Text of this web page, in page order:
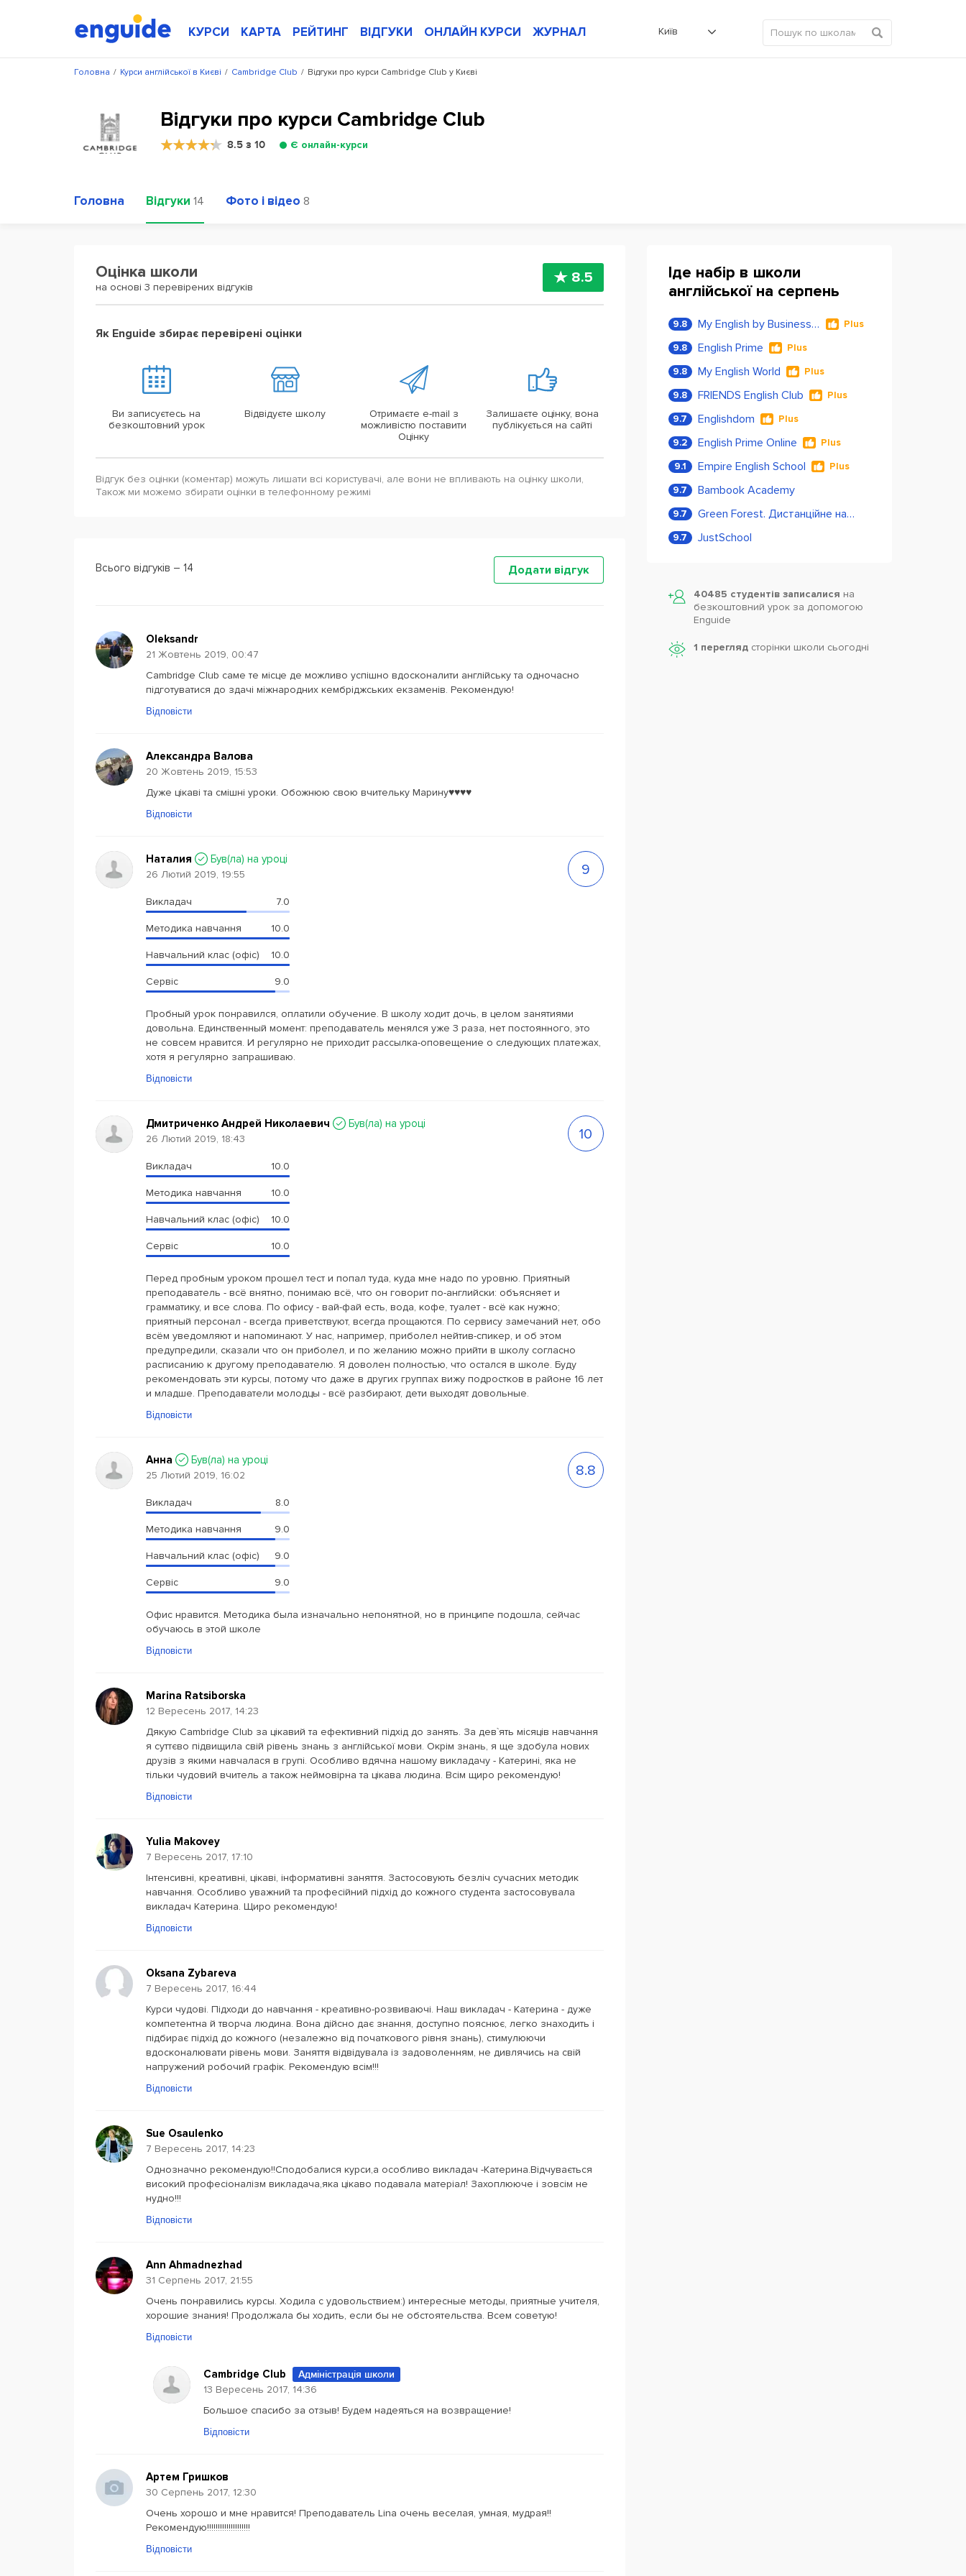
КУРСИ КАРТА РЕЙТИНГ ВІДГУКИ ОНЛАЙН КУРСИ ЖУРНАЛ Київ
/
Головна /
Курси англійської в Києві /
Cambridge Club Відгуки про курси Cambridge Club у Києві
Відгуки про курси Cambridge Club
8.5 з 10 Є онлайн-курси
Головна Відгуки 14 Фото і відео 8
Оцінка школи
на основі 3 перевірених відгуків
8.5
Як Enguide збирає перевірені оцінки
Ви записуєтесь на
безкоштовний урок
Відвідуєте школу
Отримаєте e-mail з
можливістю поставити
Оцінку
Залишаєте оцінку, вона
публікується на сайті
Відгук без оцінки (коментар) можуть лишати всі користувачі, але вони не впливають на оцінку школи,
Також ми можемо збирати оцінки в телефонному режимі
Всього відгуків – 14 Додати відгук
Oleksandr
21 Жовтень 2019, 00:47
Cambridge Club саме те місце де можливо успішно вдосконалити англійську та одночасно
підготуватися до здачі міжнародних кембріджських екзаменів. Рекомендую!
Відповісти
Александра Валова
20 Жовтень 2019, 15:53
Дуже цікаві та смішні уроки. Обожнюю свою вчительку Марину♥️♥️♥️♥️
Відповісти
Наталия Був(ла) на уроці
26 Лютий 2019, 19:55 9
Викладач 7.0
Методика навчання 10.0
Навчальний клас (офіс) 10.0
Сервіс 9.0
Пробный урок понравился, оплатили обучение. В школу ходит дочь, в целом занятиями
довольна. Единственный момент: преподаватель менялся уже 3 раза, нет постоянного, это
не совсем нравится. И регулярно не приходит рассылка-оповещение о следующих платежах,
хотя я регулярно запрашиваю.
Відповісти
Дмитриченко Андрей Николаевич Був(ла) на уроці
26 Лютий 2019, 18:43 10
Викладач 10.0
Методика навчання 10.0
Навчальний клас (офіс) 10.0
Сервіс 10.0
Перед пробным уроком прошел тест и попал туда, куда мне надо по уровню. Приятный
преподаватель - всё внятно, понимаю всё, что он говорит по-английски: объясняет и
грамматику, и все слова. По офису - вай-фай есть, вода, кофе, туалет - всё как нужно;
приятный персонал - всегда приветствуют, всегда прощаются. По сервису замечаний нет, обо
всём уведомляют и напоминают. У нас, например, приболел нейтив-спикер, и об этом
предупредили, сказали что он приболел, и по желанию можно прийти в школу согласно
расписанию к другому преподавателю. Я доволен полностью, что остался в школе. Буду
рекомендовать эти курсы, потому что даже в других группах вижу подростков в районе 16 лет
и младше. Преподаватели молодцы - всё разбирают, дети выходят довольные.
Відповісти
Анна Був(ла) на уроці
25 Лютий 2019, 16:02 8.8
Викладач 8.0
Методика навчання 9.0
Навчальний клас (офіс) 9.0
Сервіс 9.0
Офис нравится. Методика была изначально непонятной, но в принципе подошла, сейчас
обучаюсь в этой школе
Відповісти
Marina Ratsiborska
12 Вересень 2017, 14:23
Дякую Cambridge Club за цікавий та ефективний підхід до занять. За дев`ять місяців навчання
я суттєво підвищила свій рівень знань з англійської мови. Окрім знань, я ще здобула нових
друзів з якими навчалася в групі. Особливо вдячна нашому викладачу - Катерині, яка не
тільки чудовий вчитель а також неймовірна та цікава людина. Всім щиро рекомендую!
Відповісти
Yulia Makovey
7 Вересень 2017, 17:10
Інтенсивні, креативні, цікаві, інформативні заняття. Застосовують безліч сучасних методик
навчання. Особливо уважний та професійний підхід до кожного студента застосовувала
викладач Катерина. Щиро рекомендую!
Відповісти
Oksana Zybareva
7 Вересень 2017, 16:44
Курси чудові. Підходи до навчання - креативно-розвиваючі. Наш викладач - Катерина - дуже
компетентна й творча людина. Вона дійсно дає знання, доступно пояснює, легко знаходить і
підбирає підхід до кожного (незалежно від початкового рівня знань), стимулюючи
вдосконалювати рівень мови. Заняття відвідувала із задоволенням, не дивлячись на свій
напружений робочий графік. Рекомендую всім!!!
Відповісти
Sue Osaulenko
7 Вересень 2017, 14:23
Однозначно рекомендую!!Сподобалися курси,а особливо викладач -Катерина.Відчувається
високий професіоналізм викладача,яка цікаво подавала матеріал! Захоплююче і зовсім не
нудно!!!
Відповісти
Ann Ahmadnezhad
31 Серпень 2017, 21:55
Очень понравились курсы. Ходила с удовольствием:) интересные методы, приятные учителя,
хорошие знания! Продолжала бы ходить, если бы не обстоятельства. Всем советую!
Відповісти
Cambridge Club
Адміністрація школи
13 Вересень 2017, 14:36
Большое спасибо за отзыв! Будем надеяться на возвращение!
Відповісти
Артем Гришков
30 Серпень 2017, 12:30
Очень хорошо и мне нравится! Преподаватель Lina очень веселая, умная, мудрая!!
Рекомендую!!!!!!!!!!!!!!!!!!!!
Відповісти
Іде набір в школи
англійської на серпень
9.8 My English by Business Language Plus
9.8 English Prime Plus
9.8 My English World Plus
9.8 FRIENDS English Club Plus
9.7 Englishdom Plus
9.2 English Prime Online Plus
9.1 Empire English School Plus
9.7 Bambook Academy
9.7 Green Forest. Дистанційне навчання
9.7 JustSchool
40485 студентів записалися на
безкоштовний урок за допомогою
Enguide
1 переглядсторінки школи cьогодні